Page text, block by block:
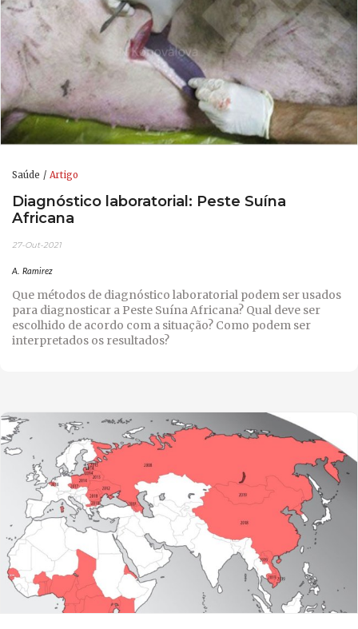
Saúde Artigo
Diagnóstico laboratorial: Peste Suína
Africana
27-Out-2021
A. Ramirez
Que métodos de diagnóstico laboratorial podem ser usados
para diagnosticar a Peste Suína Africana? Qual deve ser
escolhido de acordo com a situação? Como podem ser
interpretados os resultados?